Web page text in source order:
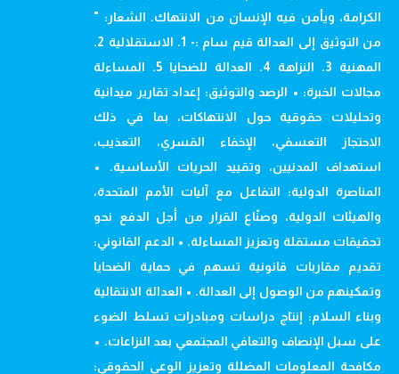
الكرامة، ويأمن فيه الإنسان من الانتهاك. الشعار: "
من التوثيق إلى العدالة قيم سام :- 1. الاستقلالية 2.
المهنية 3. النزاهة 4. العدالة للضحايا 5. المساءلة
مجالات الخبرة: • الرصد والتوثيق: إعداد تقارير ميدانية
وتحليلات حقوقية حول الانتهاكات، بما في ذلك
الاحتجاز التعسفي، الإخفاء القسري، التعذيب،
استهداف المدنيين، وتقييد الحريات الأساسية. •
المناصرة الدولية: التفاعل مع آليات الأمم المتحدة،
والهيئات الدولية، وصنّاع القرار من أجل الدفع نحو
تحقيقات مستقلة وتعزيز المساءلة. • الدعم القانوني:
تقديم مقاربات قانونية تسهم في حماية الضحايا
وتمكينهم من الوصول إلى العدالة. • العدالة الانتقالية
وبناء السلام: إنتاج دراسات ومبادرات تسلط الضوء
على سبل الإنصاف والتعافي المجتمعي بعد النزاعات. •
مكافحة المعلومات المضللة وتعزيز الوعي الحقوقي: